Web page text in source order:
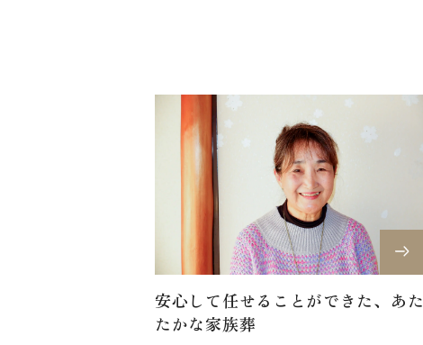
安心して任せることができた、あた
たかな家族葬